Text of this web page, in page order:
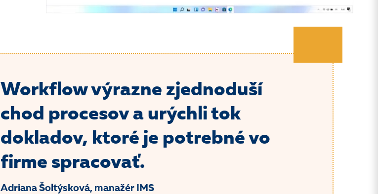
Workflow výrazne zjednoduší
chod procesov a urýchli tok
dokladov, ktoré je potrebné vo
firme spracovať.
Adriana Šoltýsková, manažér IMS